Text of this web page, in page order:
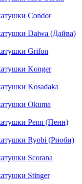
Condor
Daiwa (Дайва)
Grifon
Konger
Kosadaka
Okuma
Penn (Пенн)
Ryobi (Риоби)
Scorana
Stinger